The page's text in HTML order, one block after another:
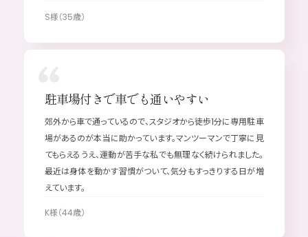
S様（35歳）
駐車場付きで車でも通いやすい
郊外から車で通っているので、スタジオから徒歩1分に専用駐車
場があるのが本当に助かっています。マンツーマンで丁寧に見
てもらえるうえ、運動が苦手な私でも無理なく続けられました。
最近は身体を動かす習慣がついて、気分もすっきりする日が増
えています。
K様（44歳）